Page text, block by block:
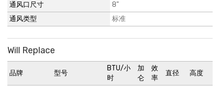
通风口尺寸
8"
通风类型
标准
Will Replace
品牌 型号
BTU/小
时
加
仑
效
率
直径 高度